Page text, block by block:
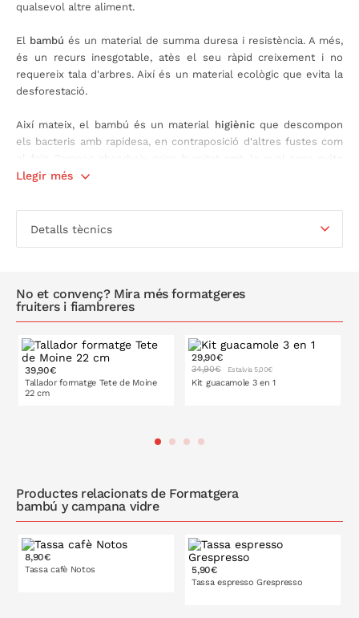
qualsevol altre aliment.
El bambú és un material de summa duresa i resistència. A més,
és un recurs inesgotable, atès el seu ràpid creixement i no
requereix tala d'arbres. Així és un material ecològic que evita la
desforestació.
Així mateix, el bambú és un material higiènicque descompon
els bacteris amb rapidesa, en contraposició d'altres fustes com
que es deformi amb el pas del temps.
Disponible en dues mides diferents: 20 cm de diàmetre i 26 cm
de diàmetre.
Llegir més
Detalls tècnics
No et convenç? Mira més formatgeres
fruiters i fiambreres
39,90€
Tallador formatge Tete de Moine
22 cm
29,90€
34,90€ Estalvia 5,00€
Kit guacamole 3 en 1
Productes relacionats de Formatgera
bambú y campana vidre
8,90€
Tassa cafè Notos 5,90€
Tassa espresso Grespresso